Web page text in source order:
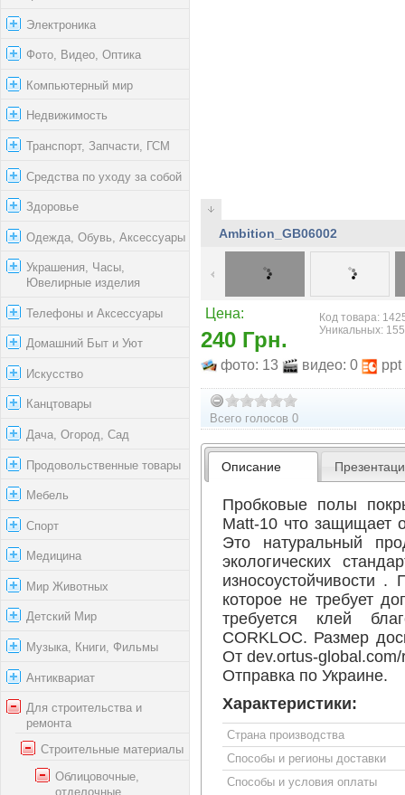
Электроника
Фото, Видео, Оптика
Компьютерный мир
Недвижимость
Транспорт, Запчасти, ГСМ
Средства по уходу за собой
Здоровье
Одежда, Обувь, Аксессуары
Украшения, Часы,
Ювелирные изделия
Телефоны и Аксессуары
Домашний Быт и Уют
Искусство
Канцтовары
Дача, Огород, Сад
Продовольственные товары
Мебель
Спорт
Медицина
Мир Животных
Детский Мир
Музыка, Книги, Фильмы
Антиквариат
Для строительства и
ремонта
Строительные материалы
Облицовочные,
отделочные
Ambition_GB06002
Цена:
240 Грн.
Код товара:
Уникальных:
фото: 13 видео: 0
Всего голосов 0
Описание
Пробковые полы
Matt-10 что защищает
Это натуральный
экологических
износоустойчивости
которое не требует
требуется клей
CORKLOC. Размер
От dev.ortus-
Отправка по Украине.
Характеристики:
Страна производства
Способы и регионы доставки
Способы и условия оплаты